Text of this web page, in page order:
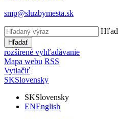
smp@sluzbymesta.sk
Hľadať
rozšírené vyhľadávanie
Mapa webu RSS
Vytlačiť
SKSlovensky
SKSlovensky
ENEnglish